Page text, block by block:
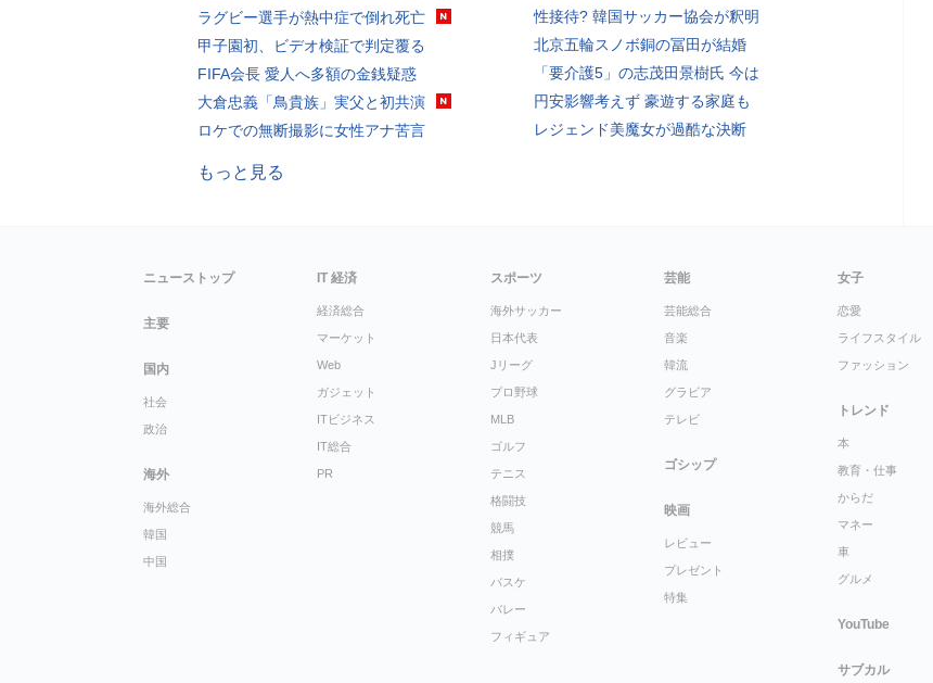
ラグビー選手が熱中症で倒れ死亡
甲子園初、ビデオ検証で判定覆る
FIFA会長 愛人へ多額の金銭疑惑
大倉忠義「鳥貴族」実父と初共演
ロケでの無断撮影に女性アナ苦言
性接待? 韓国サッカー協会が釈明
北京五輪スノボ銅の冨田が結婚
「要介護5」の志茂田景樹氏 今は
円安影響考えず 豪遊する家庭も
レジェンド美魔女が過酷な決断
もっと見る
ニューストップ
主要
国内
社会
政治
海外
海外総合
韓国
中国
IT 経済
経済総合
マーケット
Web
ガジェット
ITビジネス
IT総合
PR
スポーツ
海外サッカー
日本代表
Jリーグ
プロ野球
MLB
ゴルフ
テニス
格闘技
競馬
相撲
バスケ
バレー
フィギュア
芸能
芸能総合
音楽
韓流
グラビア
テレビ
ゴシップ
映画
レビュー
プレゼント
特集
女子
恋愛
ライフスタイル
ファッション
トレンド
本
教育・仕事
からだ
マネー
車
グルメ
YouTube
サブカル